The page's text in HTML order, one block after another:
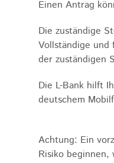
Einen Antrag
Die zuständige
Vollständige
der zuständigen
Die L-Bank hilft
deutschem
Achtung: Ein
Risiko